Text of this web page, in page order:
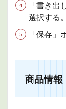
「書き出
選択する。
「保存」
商品情報